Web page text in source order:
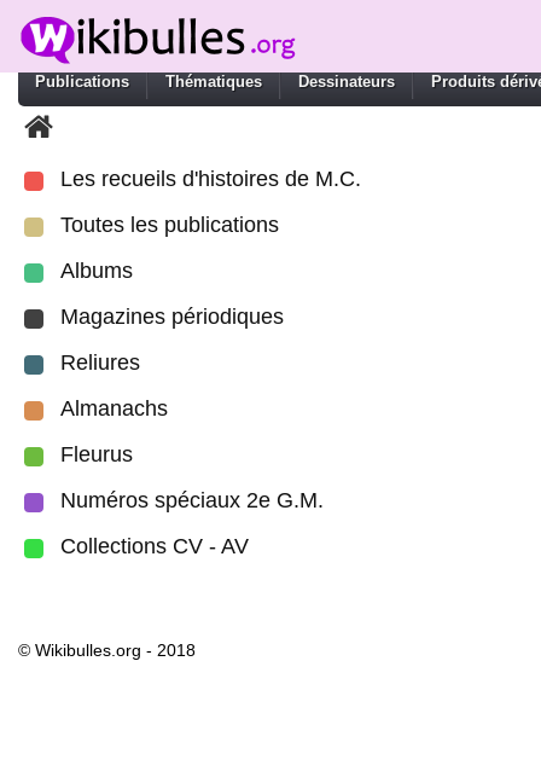
Publications Thématiques Dessinateurs Produits
Les recueils d'histoires de M.C.
Toutes les publications
Albums
Magazines périodiques
Reliures
Almanachs
Fleurus
Numéros spéciaux 2e G.M.
Collections CV - AV
© Wikibulles.org - 2018